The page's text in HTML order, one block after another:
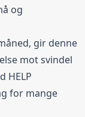
og
gir denne
mot svindel
HELP
for mange